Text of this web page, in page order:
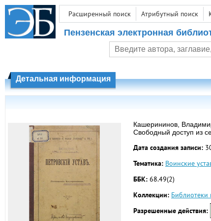
Расширенный поиск Атрибутный поиск
Пензенская электронная
Детальная информация
Кашерининов,
Свободный доступ из
Дата создания записи:
Тематика: Воинские
ББК: 68.49(2)
Коллекции: Библиотеки
Разрешенные действия: